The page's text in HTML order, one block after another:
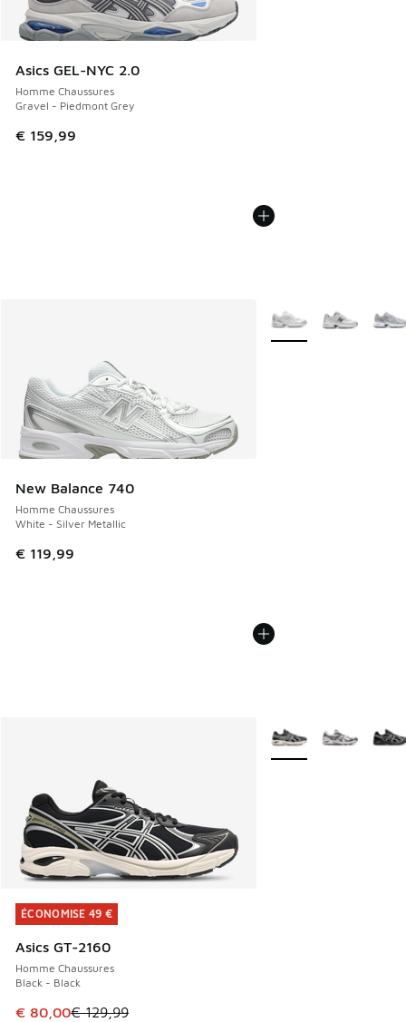
Asics GEL-NYC 2.0
Homme Chaussures
Gravel - Piedmont Grey
€ 159,99
New Balance 740
Homme Chaussures
White - Silver Metallic
€ 119,99
Plus de couleurs
ÉCONOMISE 49 €
Asics GT-2160
Homme Chaussures
Black - Black
Cet article est en promotion. Prix en baisse de € 129,99 à
€ 80,00€ 129,99
ÉCONOMISE 49 €
Plus de couleurs